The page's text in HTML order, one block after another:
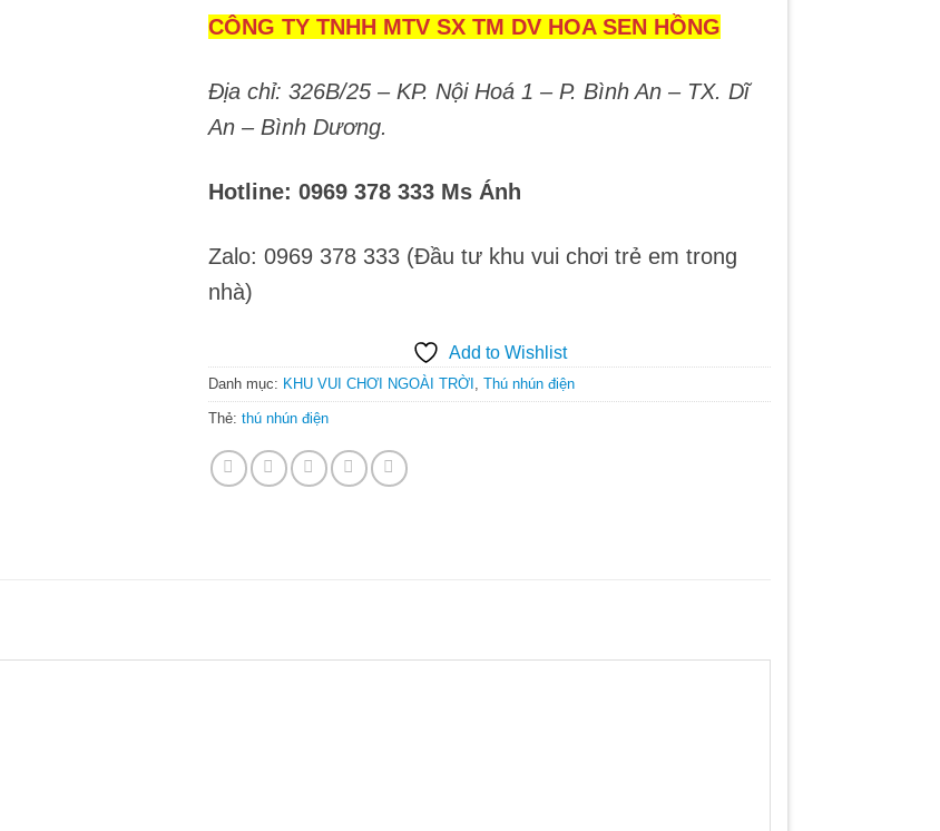
CÔNG TY TNHH MTV SX TM DV HOA SEN HỒNG
Địa chỉ: 326B/25 – KP. Nội Hoá 1 – P. Bình An – TX. Dĩ
An – Bình Dương.
Hotline: 0969 378 333 Ms Ánh
Zalo: 0969 378 333 (Đầu tư khu vui chơi trẻ em trong
nhà)
Add to Wishlist
Danh mục: KHU VUI CHƠI NGOÀI TRỜI , Thú nhún điện
Thẻ: thú nhún điện